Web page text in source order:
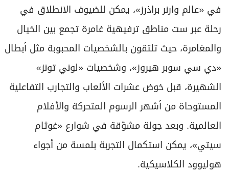
في «عالم وارنر براذرز»، يمكن للضيوف الانطلاق في
رحلة عبر ست مناطق ترفيهية غامرة تجمع بين الخيال
والمغامرة، حيث تلتقون بالشخصيات المحبوبة مثل أبطال
«دي سي سوبر هيروز»، وشخصيات «لوني تونز»
الشهيرة، قبل خوض عشرات الألعاب والتجارب التفاعلية
المستوحاة من أشهر الرسوم المتحركة والأفلام
العالمية. وبعد جولة مشوّقة في شوارع «غوثام
سيتي»، يمكن استكمال التجربة بلمسة من أجواء
هوليوود الكلاسيكية.